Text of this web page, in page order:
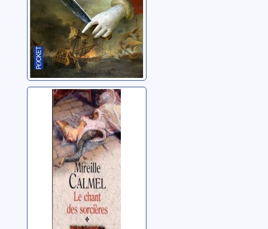
Le chant des
sorcières: 01
Calmel, Mireille